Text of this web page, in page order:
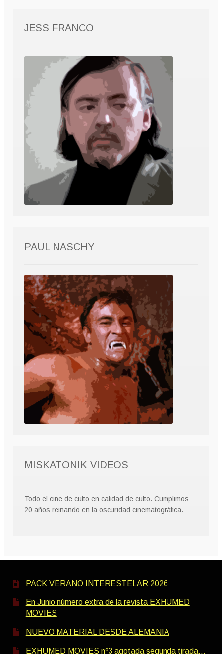
JESS FRANCO
PAUL NASCHY
MISKATONIK VIDEOS
Todo el cine de culto en calidad de culto. Cumplimos
20 años reinando en la oscuridad cinematográfica.
PACK VERANO INTERESTELAR 2026
En Junio número extra de la revista EXHUMED
MOVIES
NUEVO MATERIAL DESDE ALEMANIA
EXHUMED MOVIES nº3 agotada segunda tirada…